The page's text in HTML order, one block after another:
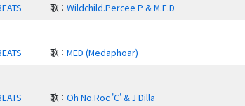
歌 ：Wildchild.Percee P & M.E.D
歌 ：MED (Medaphoar)
歌 ：Oh No.Roc 'C' & J Dilla